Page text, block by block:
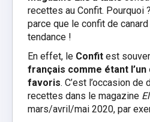
recettes au Confit. Pourquoi
parce que le confit de
tendance !
En effet, le Confit est
français comme étant
favoris. C’est l’occasion
recettes dans le magazine
mars/avril/mai 2020, par